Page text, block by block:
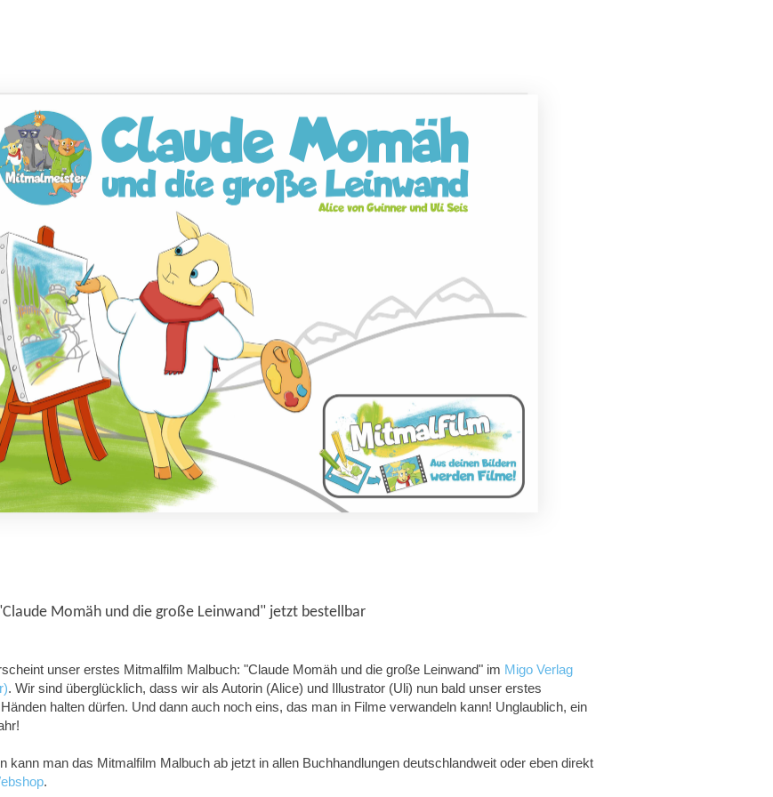
Momäh und die große Leinwand" jetzt bestellbar
unser erstes Mitmalfilm Malbuch: "Claude Momäh und die große Leinwand" im Migo Verlag
. Wir sind überglücklich, dass wir als Autorin (Alice) und Illustrator (Uli) nun bald unser erstes
halten dürfen. Und dann auch noch eins, das man in Filme verwandeln kann! Unglaublich, ein
kann man das Mitmalfilm Malbuch ab jetzt in allen Buchhandlungen deutschlandweit oder eben direkt
.